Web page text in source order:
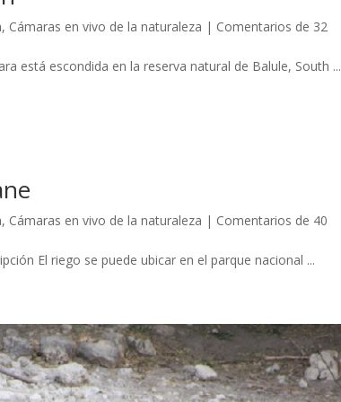
, Cámaras en vivo de la naturaleza | Comentarios de 32
está escondida en la reserva natural de Balule, South ...
, Cámaras en vivo de la naturaleza | Comentarios de 40
El riego se puede ubicar en el parque nacional ...